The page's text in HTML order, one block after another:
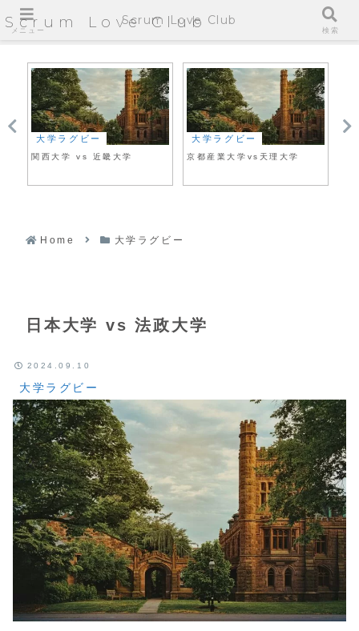
Scrum Love Club
大学ラグビー
関西大学 vs 近畿大学
大学ラグビー
京都産業大学vs天理大学
Home 大学ラグビー
日本大学 vs 法政大学
大学ラグビー
2024.09.10
メニュー
Scrum Love Club
検索